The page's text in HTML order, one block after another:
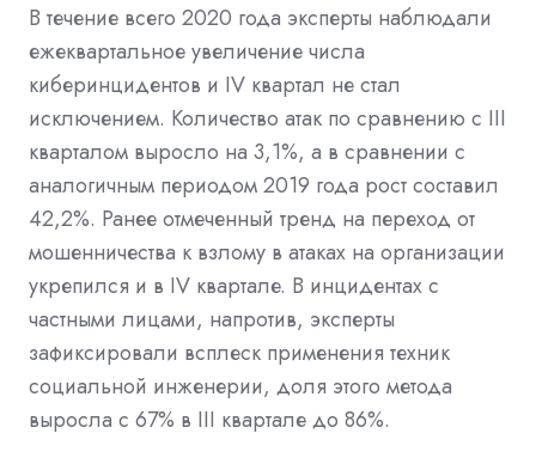
В течение всего 2020 года эксперты наблюдали
ежеквартальное увеличение числа
киберинцидентов и IV квартал не стал
исключением. Количество атак по сравнению с III
кварталом выросло на 3,1%, а в сравнении с
аналогичным периодом 2019 года рост составил
42,2%. Ранее отмеченный тренд на переход от
мошенничества к взлому в атаках на организации
укрепился и в IV квартале. В инцидентах с
частными лицами, напротив, эксперты
зафиксировали всплеск применения техник
социальной инженерии, доля этого метода
выросла с 67% в III квартале до 86%.